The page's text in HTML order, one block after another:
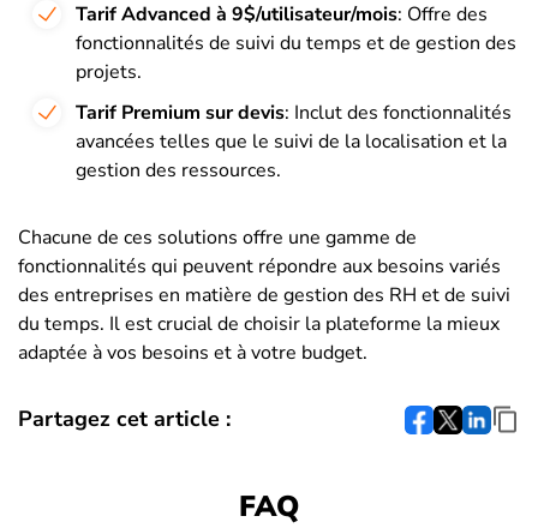
Tarif Advanced à 9$/utilisateur/mois: Offre des
fonctionnalités de suivi du temps et de gestion des
projets.
Tarif Premium sur devis: Inclut des fonctionnalités
avancées telles que le suivi de la localisation et la
gestion des ressources.
Chacune de ces solutions offre une gamme de
fonctionnalités qui peuvent répondre aux besoins variés
des entreprises en matière de gestion des RH et de suivi
du temps. Il est crucial de choisir la plateforme la mieux
adaptée à vos besoins et à votre budget.
Partagez cet article :
FAQ